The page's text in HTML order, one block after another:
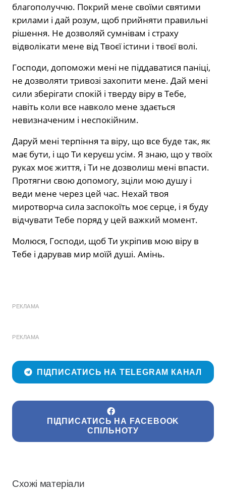
благополуччю. Покрий мене своїми святими
крилами і дай розум, щоб прийняти правильні
рішення. Не дозволяй сумнівам і страху
відволікати мене від Твоєї істини і твоєї волі.
Господи, допоможи мені не піддаватися паніці,
не дозволяти тривозі захопити мене. Дай мені
сили зберігати спокій і тверду віру в Тебе,
навіть коли все навколо мене здається
невизначеним і неспокійним.
Даруй мені терпіння та віру, що все буде так, як
має бути, і що Ти керуєш усім. Я знаю, що у твоїх
руках моє життя, і Ти не дозволиш мені впасти.
Протягни свою допомогу, зціли мою душу і
веди мене через цей час. Нехай твоя
миротворча сила заспокоїть моє серце, і я буду
відчувати Тебе поряд у цей важкий момент.
Молюся, Господи, щоб Ти укріпив мою віру в
Тебе і дарував мир моїй душі. Амінь.
РЕКЛАМА
РЕКЛАМА
ПІДПИСАТИСЬ НА TELEGRAM КАНАЛ
ПІДПИСАТИСЬ НА FACEBOOK
СПІЛЬНОТУ
Схожі матеріали